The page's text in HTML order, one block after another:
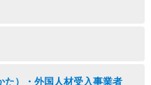
た）・外国人材受入事業者